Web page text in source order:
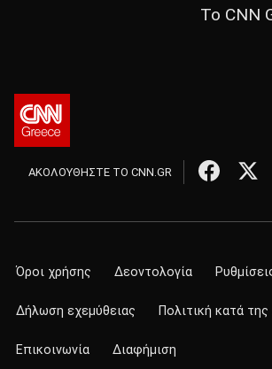
Το CNN
ΑΚΟΛΟΥΘΗΣΤΕ ΤΟ CNN.GR
Όροι χρήσης Δεοντολογία
Δήλωση εχεμύθειας Πολιτική κατά
Επικοινωνία Διαφήμιση